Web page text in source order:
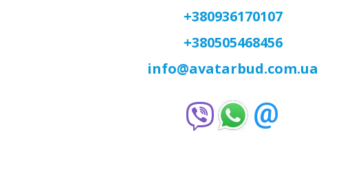
+380936170107
+380505468456
info@avatarbud.com.ua